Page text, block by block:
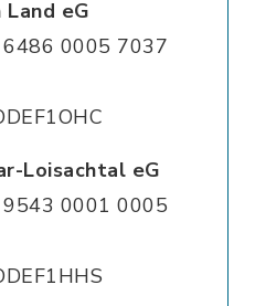
Land eG
0005 7037
Loisachtal eG
0001 0005